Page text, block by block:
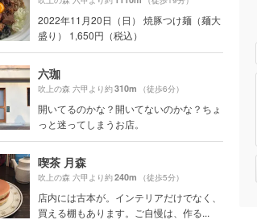
2022年11月20日（日） 焼豚つけ麺（麺大
盛り） 1,650円（税込）
六珈
吹上の森 六甲より約310m （徒歩6分）
開いてるのかな？開いてないのかな？ちょ
っと迷ってしまうお店。
喫茶 月森
吹上の森 六甲より約240m （徒歩5分）
店内には古本が。インテリアだけでなく、
買える棚もあります。ご自慢は、作る...